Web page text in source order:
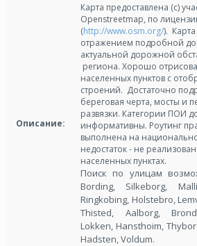
Описание:
Карта предоставлена (с)
Openstreetmap, по
(http://www.osm.org/).
отражением подробной
актуальной дорожной
региона. Хорошо
населенных пунктов с
строений. Достаточно
береговая черта, мосты и
развязки. Категории ПОИ
информативны. Роутинг
выполнена на
недостаток - не
населенных пунктах.
Поиск по улицам
Bording, Silkeborg,
Ringkobing, Holstebro,
Thisted, Aalborg,
Lokken, Hansthoim,
Hadsten, Voldum.